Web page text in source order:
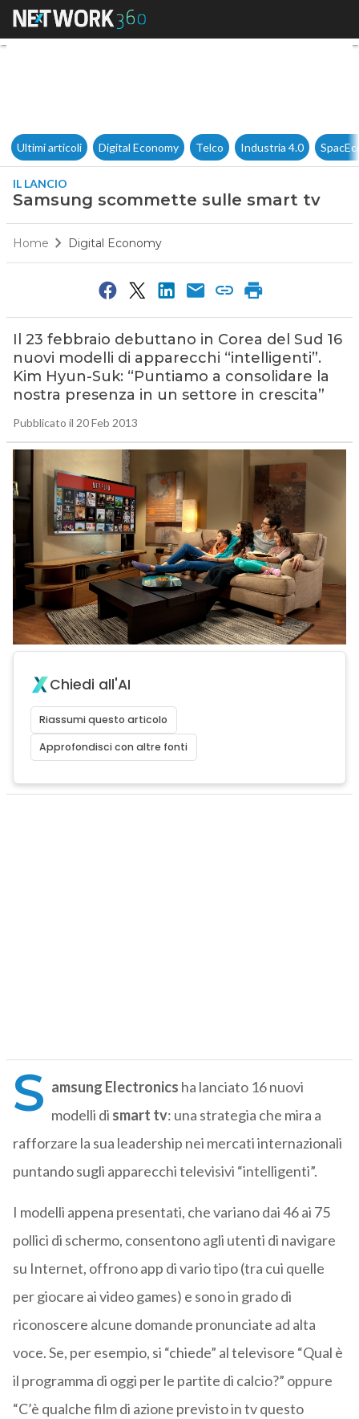
Samsung scommette sulle
Ultimi articoli Digital Economy Telco Industria 4.0
IL LANCIO
Samsung scommette sulle smart tv
Home Digital Economy
Il 23 febbraio debuttano in Corea del Sud 16
nuovi modelli di apparecchi “intelligenti”.
Kim Hyun-Suk: “Puntiamo a consolidare la
nostra presenza in un settore in crescita”
Pubblicato il 20 Feb 2013
Chiedi all'AI
Riassumi questo articolo
Approfondisci con altre fonti
S amsung Electronics ha lanciato 16 nuovi
modelli di smart tv: una strategia che mira a
rafforzare la sua leadership nei mercati internazionali
puntando sugli apparecchi televisivi “intelligenti”.
I modelli appena presentati, che variano dai 46 ai 75
pollici di schermo, consentono agli utenti di navigare
su Internet, offrono app di vario tipo (tra cui quelle
per giocare ai video games) e sono in grado di
riconoscere alcune domande pronunciate ad alta
voce. Se, per esempio, si “chiede” al televisore “Qual è
il programma di oggi per le partite di calcio?” oppure
“C’è qualche film di azione previsto in tv questo